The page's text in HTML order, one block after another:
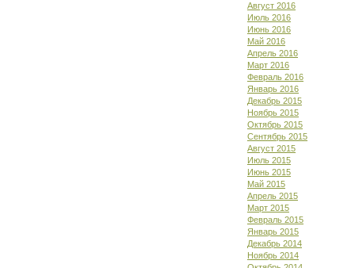
Август 2016
Июль 2016
Июнь 2016
Май 2016
Апрель 2016
Март 2016
Февраль 2016
Январь 2016
Декабрь 2015
Ноябрь 2015
Октябрь 2015
Сентябрь 2015
Август 2015
Июль 2015
Июнь 2015
Май 2015
Апрель 2015
Март 2015
Февраль 2015
Январь 2015
Декабрь 2014
Ноябрь 2014